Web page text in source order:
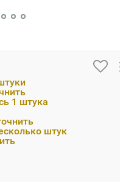
1 штука
штук